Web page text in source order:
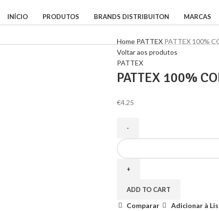
INÍCIO PRODUTOS BRANDS DISTRIBUITON MARCAS
Home PATTEX PATTEX 100%
Voltar aos produtos
PATTEX
PATTEX 100%
€4.25
ADD TO CART
Comparar
Adicionar à